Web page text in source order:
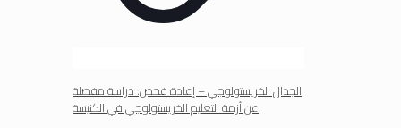
الجدال الخريستولوجي – إعادة فحص: دراسة مفصلة
عن أزمة التعليم الخريستولوجي في الكنيسة